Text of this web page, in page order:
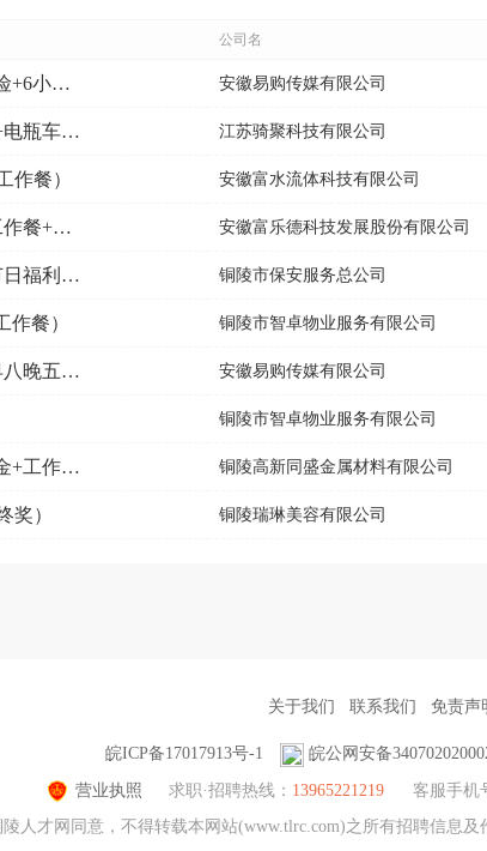
公司名
铜陵网小红娘销售（五险+6小时工作制） 安徽易购传媒有限公司
大润发配送员（须带车+电瓶车补贴） 江苏骑聚科技有限公司
作餐） 安徽富水流体科技有限公司
品质主管（五险一金+工作餐+金桥附近） 安徽富乐德科技发展股份有限公司
国企保安（五险一金+节日福利+免费培训） 铜陵市保安服务总公司
餐） 铜陵市智卓物业服务有限公司
婚恋销售顾问（五险+早八晚五+调休） 安徽易购传媒有限公司
铜陵市智卓物业服务有限公司
国企主办会计（五险一金+工作餐+节日福利+周末双休） 铜陵高新同盛金属材料有限公司
奖） 铜陵瑞琳美容有限公司
关于我们 联系我们 免责声
皖ICP备17017913号-1 皖公网安备
营业执照 求职·招聘热线： 13965221219 客服手机
陵人才网同意，不得转载本网站(www.tlrc.com)之所有招聘信息